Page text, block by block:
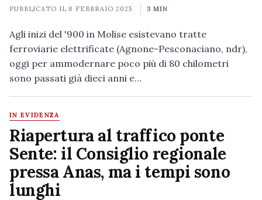
PUBBLICATO IL 8 FEBBRAIO 2025 3 MIN
Agli inizi del '900 in Molise esistevano tratte
ferroviarie elettrificate (Agnone-Pesconaciano, ndr),
oggi per ammodernare poco più di 80 chilometri
sono passati già dieci anni e…
IN EVIDENZA
Riapertura al traffico ponte
Sente: il Consiglio regionale
pressa Anas, ma i tempi sono
lunghi